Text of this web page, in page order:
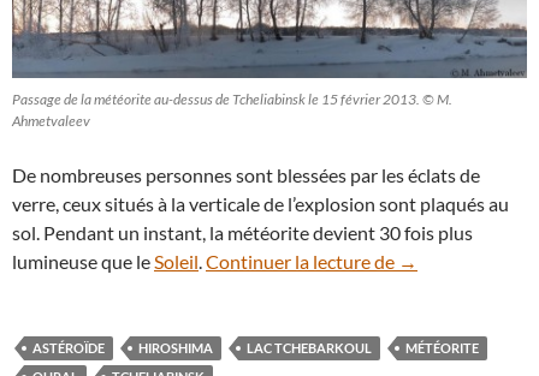
Passage de la météorite au-dessus de Tcheliabinsk le 15 février 2013. © M.
Ahmetvaleev
De nombreuses personnes sont blessées par les éclats de
verre, ceux situés à la verticale de l’explosion sont plaqués au
sol. Pendant un instant, la météorite devient 30 fois plus
lumineuse que leSoleil.Continuer la lecture de 15 février 2013 :
→
ASTÉROÏDE HIROSHIMA LAC TCHEBARKOUL
MÉTÉORITE